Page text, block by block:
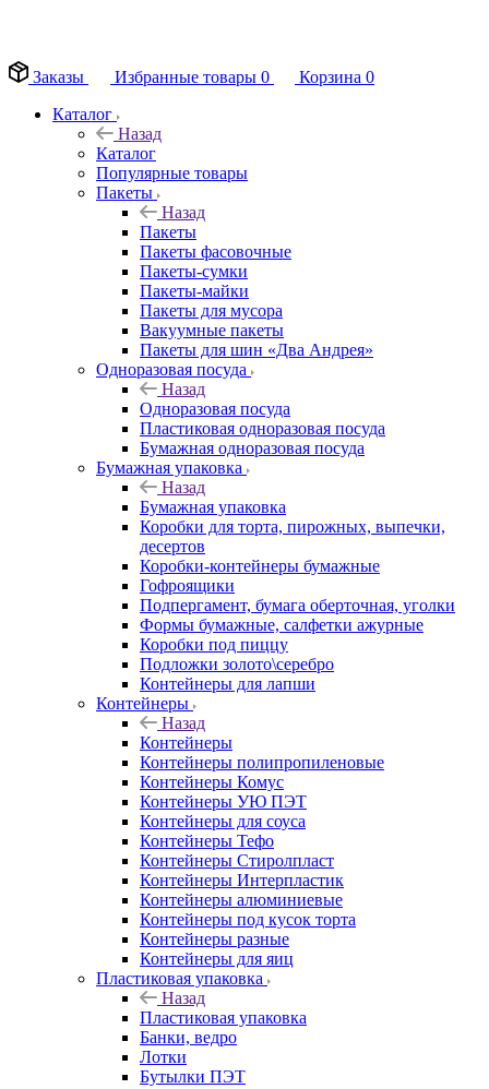
Заказы
Избранные товары 0 Корзина 0
Каталог
Назад
Каталог
Популярные товары
Пакеты
Назад
Пакеты
Пакеты фасовочные
Пакеты-сумки
Пакеты-майки
Пакеты для мусора
Вакуумные пакеты
Пакеты для шин «Два Андрея»
Одноразовая посуда
Назад
Одноразовая посуда
Пластиковая одноразовая посуда
Бумажная одноразовая посуда
Бумажная упаковка
Назад
Бумажная упаковка
Коробки для торта, пирожных, выпечки,
десертов
Коробки-контейнеры бумажные
Гофроящики
Подпергамент, бумага оберточная, уголки
Формы бумажные, салфетки ажурные
Коробки под пиццу
Подложки золото\серебро
Контейнеры для лапши
Контейнеры
Назад
Контейнеры
Контейнеры полипропиленовые
Контейнеры Комус
Контейнеры УЮ ПЭТ
Контейнеры для соуса
Контейнеры Тефо
Контейнеры Стиролпласт
Контейнеры Интерпластик
Контейнеры алюминиевые
Контейнеры под кусок торта
Контейнеры разные
Контейнеры для яиц
Пластиковая упаковка
Назад
Пластиковая упаковка
Банки, ведро
Лотки
Бутылки ПЭТ